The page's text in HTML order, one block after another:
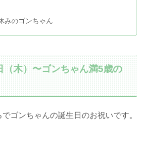
みのゴンちゃん
（木）〜ゴンちゃん満5歳の
ゴンちゃんの誕生日のお祝いです。